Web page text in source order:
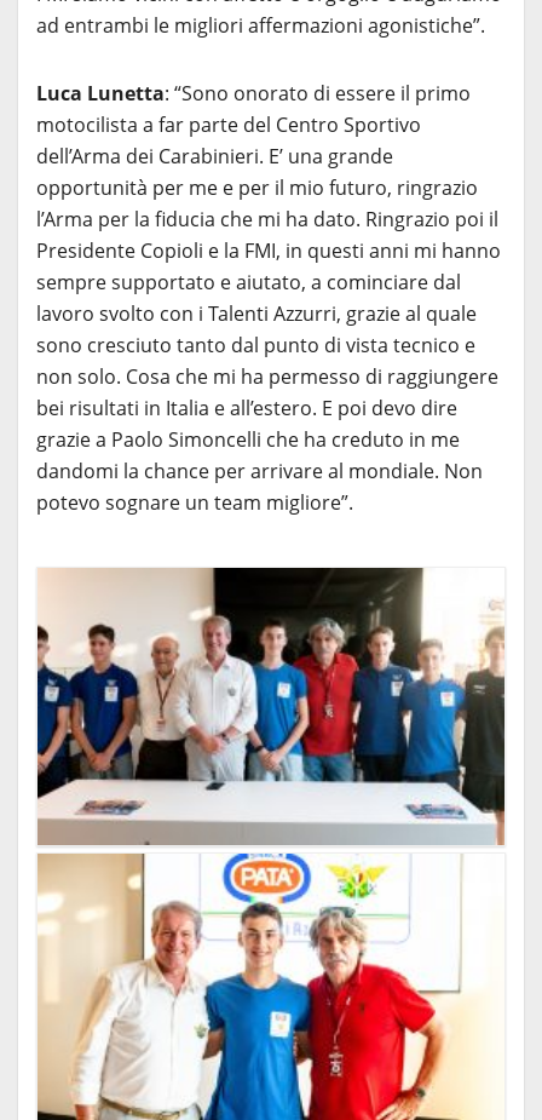
ad entrambi le migliori affermazioni agonistiche”.
Luca Lunetta: “Sono onorato di essere il primo
motocilista a far parte del Centro Sportivo
dell’Arma dei Carabinieri. E’ una grande
opportunità per me e per il mio futuro, ringrazio
l’Arma per la fiducia che mi ha dato. Ringrazio poi il
Presidente Copioli e la FMI, in questi anni mi hanno
sempre supportato e aiutato, a cominciare dal
lavoro svolto con i Talenti Azzurri, grazie al quale
sono cresciuto tanto dal punto di vista tecnico e
non solo. Cosa che mi ha permesso di raggiungere
bei risultati in Italia e all’estero. E poi devo dire
grazie a Paolo Simoncelli che ha creduto in me
dandomi la chance per arrivare al mondiale. Non
potevo sognare un team migliore”.